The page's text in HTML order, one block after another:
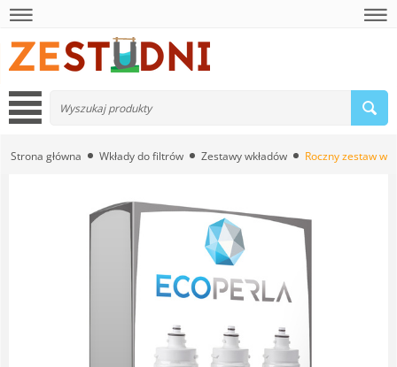
Strona główna Wkłady do filtrów Zestawy wkładów Roczny zestaw